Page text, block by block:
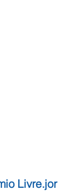
Livre.jor